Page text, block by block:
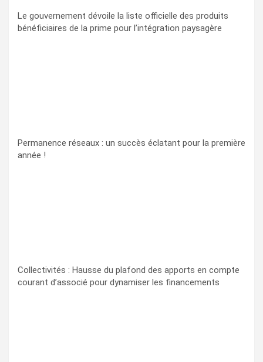
Le gouvernement dévoile la liste officielle des produits
bénéficiaires de la prime pour l’intégration paysagère
Permanence réseaux : un succès éclatant pour la première
année !
Collectivités : Hausse du plafond des apports en compte
courant d’associé pour dynamiser les financements